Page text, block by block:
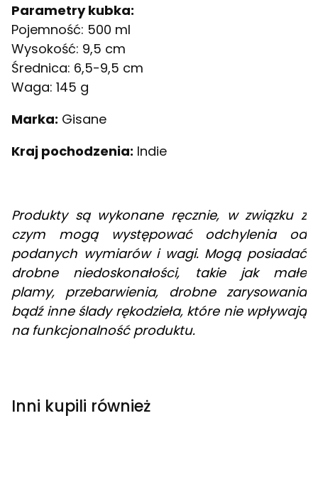
Parametry kubka:
Pojemność: 500 ml
Wysokość: 9,5 cm
Średnica: 6,5-9,5 cm
Waga: 145 g
Marka: Gisane
Kraj pochodzenia: Indie
Produkty są wykonane ręcznie, w związku z
czym mogą występować odchylenia od
podanych wymiarów i wagi. Mogą posiadać
drobne niedoskonałości, takie jak małe
plamy, przebarwienia, drobne zarysowania
bądź inne ślady rękodzieła, które nie wpływają
na funkcjonalność produktu.
Inni kupili również